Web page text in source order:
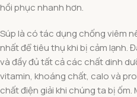
hồi phục nhanh hơn.
Súp là có tác dụng chống viêm
nhất để tiêu thụ khi bị cảm lạnh.
và đầy đủ tất cả các chất dinh
vitamin, khoáng chất, calo và
chất điện giải khi chúng ta bị